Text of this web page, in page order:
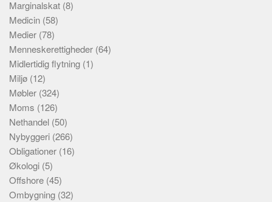
Marginalskat (8)
Medicin (58)
Medier (78)
Menneskerettigheder (64)
Midlertidig flytning (1)
Miljø (12)
Møbler (324)
Moms (126)
Nethandel (50)
Nybyggeri (266)
Obligationer (16)
Økologi (5)
Offshore (45)
Ombygning (32)